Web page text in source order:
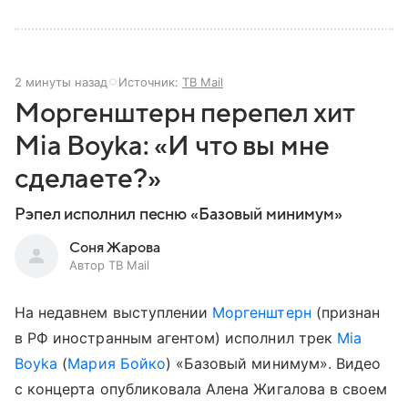
2 минуты назад Источник: ТВ Mail
Моргенштерн перепел хит
Mia Boyka: «И что вы мне
сделаете?»
Рэпел исполнил песню «Базовый минимум»
Соня Жарова
Автор ТВ Mail
На недавнем выступлении Моргенштерн (признан
в РФ иностранным агентом) исполнил трек Mia
Boyka (Мария Бойко) «Базовый минимум». Видео
с концерта опубликовала Алена Жигалова в своем